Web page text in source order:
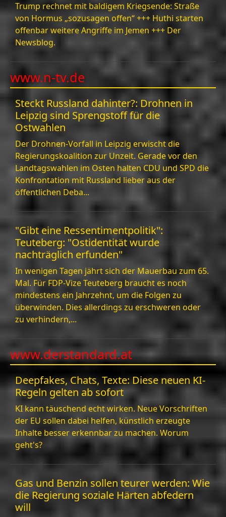
Trump rechnet mit baldigem Kriegsende: Straße
von Hormus „sozusagen offen“ +++ Huthi starten
offenbar weitere Angriffe im Jemen +++ Der
Newsblog.
www.n-tv.de
Steckt Russland dahinter?: Drohnen in
Leipzig sind Sprengstoff für die
Ostwahlen
Der Drohnen-Vorfall in Leipzig erwischt die
Regierungskoalition zur Unzeit. Gerade vor den
Landtagswahlen im Osten halten CDU und SPD die
Konfrontation mit Russland lieber aus der
öffentlichen Deba...
"Gibt eine Ressentimentpolitik":
Teuteberg: "Ostidentität wurde
nachträglich erfunden"
In wenigen Tagen jährt sich der Mauerbau zum 65.
Mal. Für FDP-Vize Teuteberg braucht es noch
mindestens ein Jahrzehnt, um die Folgen zu
überwinden. Dies allerdings zu erschweren oder
zu verhindern,...
www.derstandard.at
Deepfakes, Chats, Texte: Diese neuen KI-
Regeln gelten ab sofort
KI kann täuschend echt wirken. Neue Vorschriften
der EU sollen dabei helfen, künstlich erzeugte
Inhalte besser erkennbar zu machen. Worum
geht's?
Gas und Benzin sollen teurer werden: Wie
die Regierung soziale Härten abfedern
will